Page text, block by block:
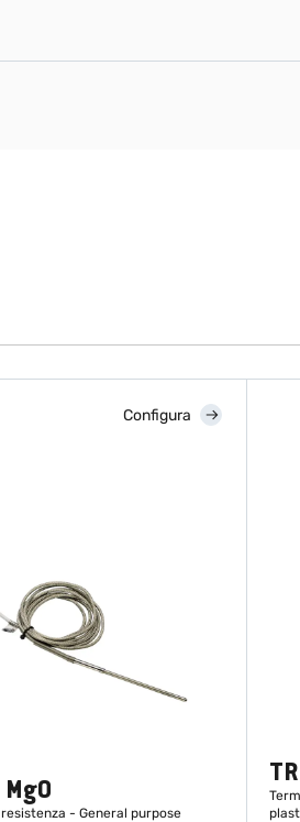
Configura
- General purpose